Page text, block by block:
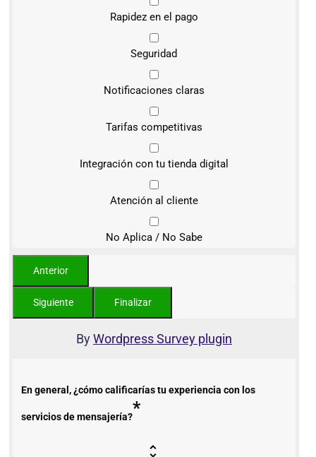
Rapidez en el pago
Seguridad
Notificaciones claras
Tarifas competitivas
Integración con tu tienda digital
Atención al cliente
No Aplica / No Sabe
ByWordpress Survey plugin
En general, ¿cómo calificarías tu experiencia con los
servicios de mensajería?*